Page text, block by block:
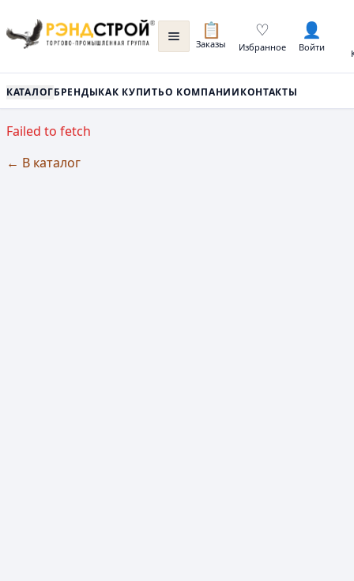
📋
Заказы
♡
Избранное
👤
Войти
КАТАЛОГБРЕНДЫКАК КУПИТЬО КОМПАНИИКОНТАКТЫ
Failed to fetch
← В каталог